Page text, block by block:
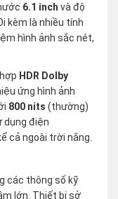
6.1 inch và độ
Đi kèm là nhiều tính
hình ảnh sắc nét,
HDR Dolby
ứng hình ảnh
800 nits (thường)
dụng điện
cả ngoài trời nắng.
các thông số kỹ
lớn. Thiết bị sở